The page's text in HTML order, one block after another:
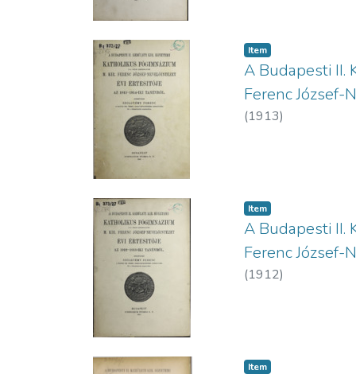
Item
A Budapesti II.
Ferenc
(1913)
Item
A Budapesti II.
Ferenc
(1912)
Item